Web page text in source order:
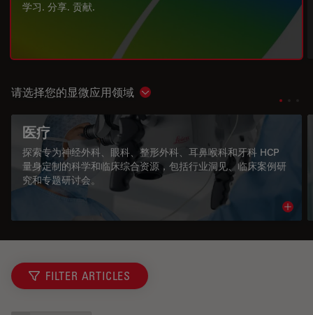
学习. 分享. 贡献.
请选择您的显微应用领域 Show subnavigation
医疗
探索专为神经外科、眼科、整形外科、耳鼻喉科和牙科 HCP
量身定制的科学和临床综合资源，包括行业洞见、临床案例研
究和专题研讨会。
FILTER ARTICLES